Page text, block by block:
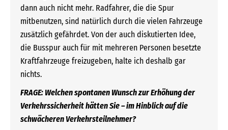
dann auch nicht mehr. Radfahrer, die die Spur
mitbenutzen, sind natürlich durch die vielen Fahrzeuge
zusätzlich gefährdet. Von der auch diskutierten Idee,
die Busspur auch für mit mehreren Personen besetzte
Kraftfahrzeuge freizugeben, halte ich deshalb gar
nichts.
FRAGE: Welchen spontanen Wunsch zur Erhöhung der
Verkehrs­sicherheit hätten Sie – im Hinblick auf die
schwächeren Verkehrsteilnehmer?